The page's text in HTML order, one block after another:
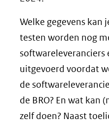
Welke gegevens kan
testen worden nog
softwareleveranciers
uitgevoerd voordat
de
de BRO? En wat kan
zelf doen? Naast